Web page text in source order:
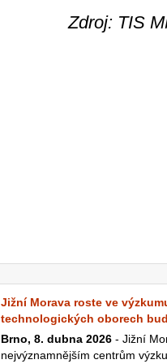
Zdroj: TIS
Jižní Morava roste ve
technologických oborech
Brno, 8. dubna 2026 - Jižní
nejvýznamnějším centrům